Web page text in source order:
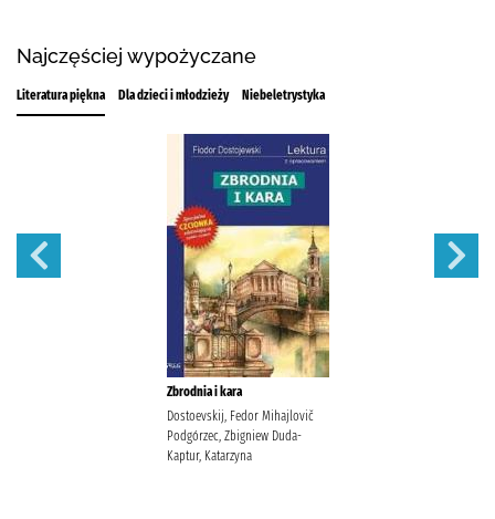
Najczęściej wypożyczane
Literatura piękna Dla dzieci i młodzieży Niebeletrystyka
Zbrodnia i kara
Dostoevskij, Fedor Mihajlovič
Podgórzec, Zbigniew Duda-
Kaptur, Katarzyna